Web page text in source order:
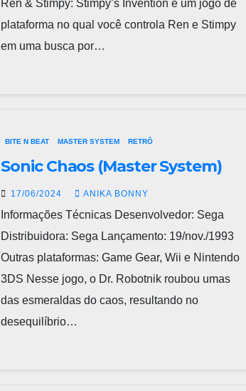
Ren & Stimpy: Stimpy’s Invention é um jogo de
plataforma no qual você controla Ren e Stimpy
em uma busca por…
BITE N BEAT MASTER SYSTEM RETRÔ
Sonic Chaos (Master System)
17/06/2024 ANIKA BONNY
Informações Técnicas Desenvolvedor: Sega
Distribuidora: Sega Lançamento: 19/nov./1993
Outras plataformas: Game Gear, Wii e Nintendo
3DS Nesse jogo, o Dr. Robotnik roubou umas
das esmeraldas do caos, resultando no
desequilíbrio…